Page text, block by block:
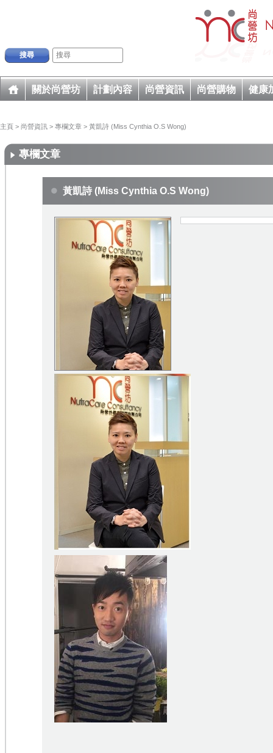
搜尋
關於尚營坊 計劃內容 尚營資訊 尚營購物 健康
主頁 > 尚營資訊 > 專欄文章 > 黃凱詩 (Miss Cynthia O.S Wong)
專欄文章
黃凱詩 (Miss Cynthia O.S Wong)